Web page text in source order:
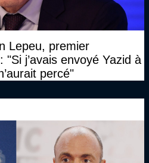
Lepeu, premier
j’avais envoyé Yazid à
percé"